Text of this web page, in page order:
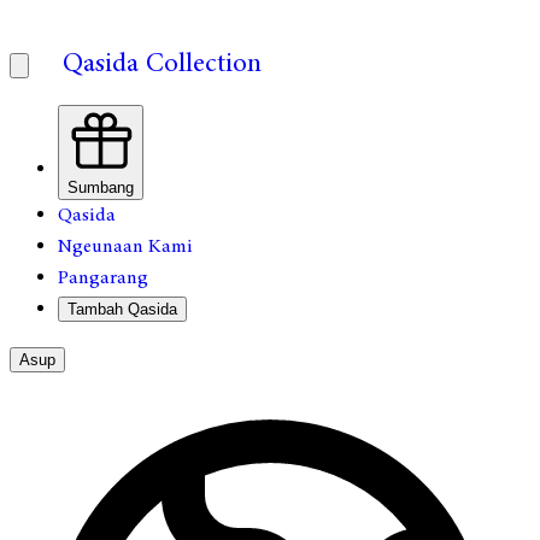
Qasida Collection
Sumbang
Qasida
Ngeunaan Kami
Pangarang
Tambah Qasida
Asup